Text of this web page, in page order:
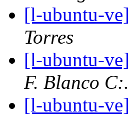
[l-ubuntu-
Torres
[l-ubuntu-
F. Blanco C:.
[l-ubuntu-